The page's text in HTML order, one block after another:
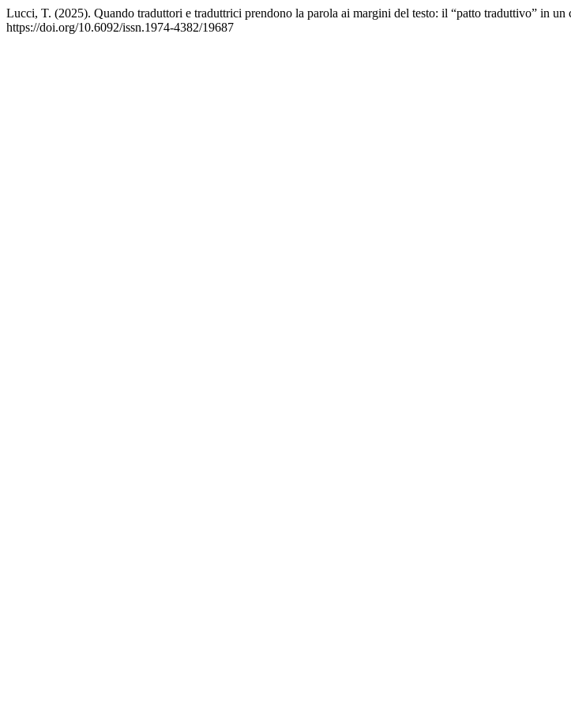
Lucci, T. (2025). Quando traduttori e traduttrici prendono la parola ai margini del testo: il “patto traduttivo” in un
https://doi.org/10.6092/issn.1974-4382/19687